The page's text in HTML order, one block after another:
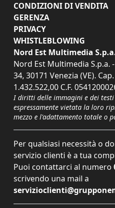
CONDIZIONI DI VENDITA
GERENZA
PRIVACY
WHISTLEBLOWING
Nord Est Multimedia
Nord Est Multimedia S.p.a.
34, 30171 Venezia (VE).
1.432.522,00 C.F.
I diritti delle immagini e dei testi
espressamente vietata la loro
mezzo e l'adattamento totale o
Per qualsiasi necessità o
servizio clienti è a tua
Puoi contattarci al numero
scrivendo una mail a